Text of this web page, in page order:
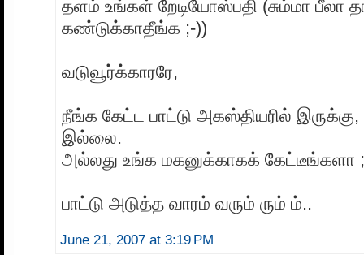
தளம் உங்கள் றேடியோஸ்பதி (சும்மா பீலா
கண்டுக்காதீங்க ;-))
வடுவூர்க்காரரே,
நீங்க கேட்ட பாட்டு அகஸ்தியரில்
இல்லை.
அல்லது உங்க மகனுக்காகக் கேட்டீங்களா
பாட்டு அடுத்த வாரம் வரும் ரும் ம்..
June 21, 2007 at 3:19 PM